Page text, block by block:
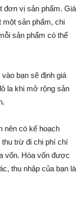
đơn vị sản phẩm. Giá
một sản phẩm, chi
sản phẩm có thể
bạn sẽ định giá
la khi mở rộng sản
nên có kế hoạch
thu trừ đi chi phí chí
vốn. Hòa vốn được
thu nhập của bạn là